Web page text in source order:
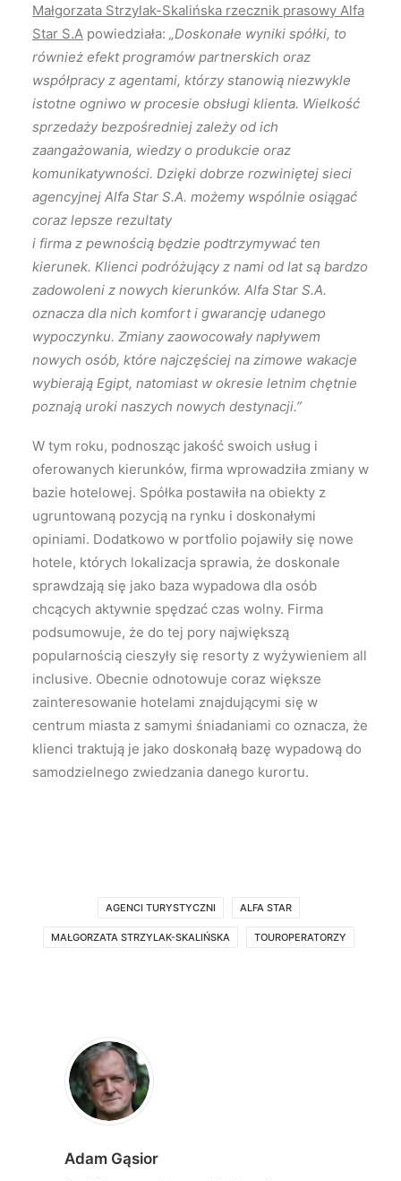
Małgorzata Strzylak-Skalińska rzecznik prasowy Alfa
Star S.A powiedziała: „Doskonałe wyniki spółki, to
również efekt programów partnerskich oraz
współpracy z agentami, którzy stanowią niezwykle
istotne ogniwo w procesie obsługi klienta. Wielkość
sprzedaży bezpośredniej zależy od ich
zaangażowania, wiedzy o produkcie oraz
komunikatywności. Dzięki dobrze rozwiniętej sieci
agencyjnej Alfa Star S.A. możemy wspólnie osiągać
coraz lepsze rezultaty
i firma z pewnością będzie podtrzymywać ten
kierunek. Klienci podróżujący z nami od lat są bardzo
zadowoleni z nowych kierunków. Alfa Star S.A.
oznacza dla nich komfort i gwarancję udanego
wypoczynku. Zmiany zaowocowały napływem
nowych osób, które najczęściej na zimowe wakacje
wybierają Egipt, natomiast w okresie letnim chętnie
poznają uroki naszych nowych destynacji.”
W tym roku, podnosząc jakość swoich usług i
oferowanych kierunków, firma wprowadziła zmiany w
bazie hotelowej. Spółka postawiła na obiekty z
ugruntowaną pozycją na rynku i doskonałymi
opiniami. Dodatkowo w portfolio pojawiły się nowe
hotele, których lokalizacja sprawia, że doskonale
sprawdzają się jako baza wypadowa dla osób
chcących aktywnie spędzać czas wolny. Firma
podsumowuje, że do tej pory największą
popularnością cieszyły się resorty z wyżywieniem all
inclusive. Obecnie odnotowuje coraz większe
zainteresowanie hotelami znajdującymi się w
centrum miasta z samymi śniadaniami co oznacza, że
klienci traktują je jako doskonałą bazę wypadową do
samodzielnego zwiedzania danego kurortu.
AGENCI TURYSTYCZNI ALFA STAR
MAŁGORZATA STRZYLAK-SKALIŃSKA TOUROPERATORZY
Adam Gąsior